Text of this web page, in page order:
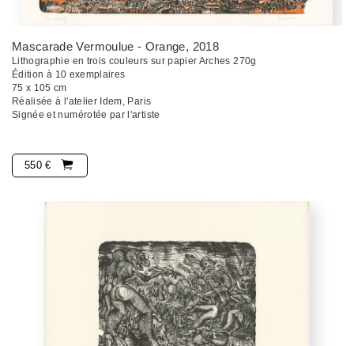
Mascarade Vermoulue - Orange, 2018
Lithographie en trois couleurs sur papier Arches 270g
Édition à 10 exemplaires
75 x 105 cm
Réalisée à l'atelier Idem, Paris
Signée et numérotée par l'artiste
550 €